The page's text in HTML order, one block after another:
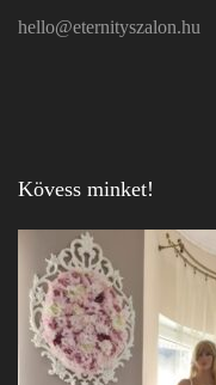
hello@eternityszalon.hu
Kövess minket!